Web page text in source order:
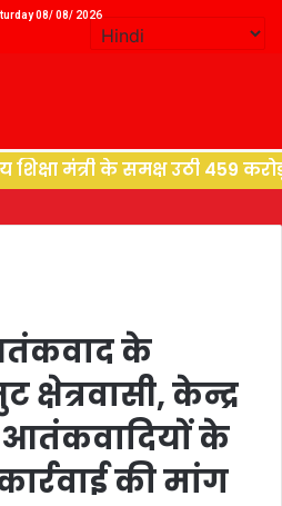
08/ 08/ 2026
मंत्री के समक्ष उठी 459 करोड़ की
के
केन्द्र
के
की मांग